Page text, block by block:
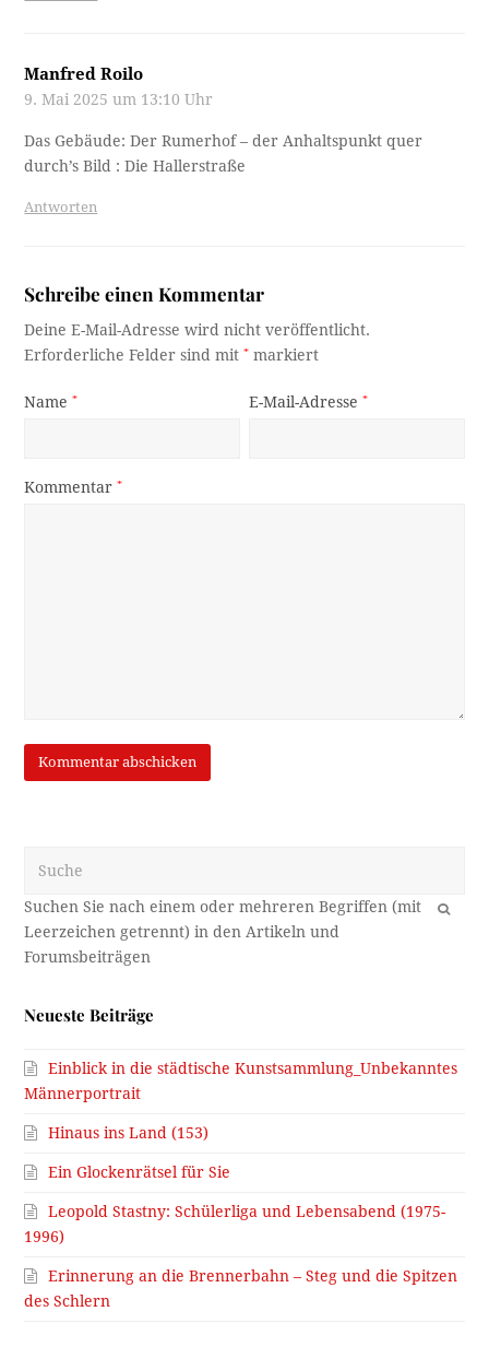
Manfred Roilo
9. Mai 2025 um 13:10 Uhr
Das Gebäude: Der Rumerhof – der Anhaltspunkt quer
durch’s Bild : Die Hallerstraße
Antworten
Schreibe einen Kommentar
Deine E-Mail-Adresse wird nicht veröffentlicht.
Erforderliche Felder sind mit* markiert
Name* E-Mail-Adresse*
Kommentar*
OK
Neueste Beiträge
Einblick in die städtische Kunstsammlung_Unbekanntes
Männerportrait
Hinaus ins Land (153)
Ein Glockenrätsel für Sie
Leopold Stastny: Schülerliga und Lebensabend (1975-
1996)
Erinnerung an die Brennerbahn – Steg und die Spitzen
des Schlern